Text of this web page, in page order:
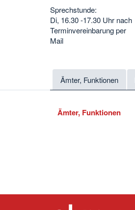
Sprechstunde:
Di, 16.30 -17.30 Uhr nach
Terminvereinbarung per
Mail
Ämter, Funktionen
Ämter, Funktionen